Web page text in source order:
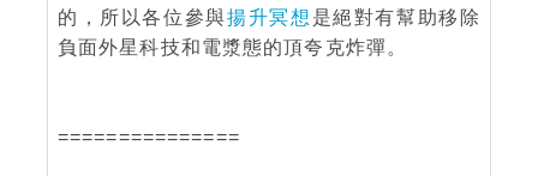
的，所以各位參與揚升冥想 是絕對有幫助移除
負面外星科技和電漿態的頂夸克炸彈。
===============